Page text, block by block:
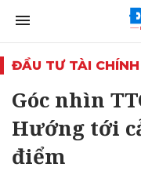
ĐẦU TƯ TÀI CHÍNH
Góc nhìn
Hướng tới
điểm